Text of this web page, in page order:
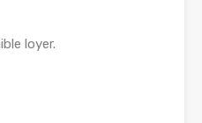
loyer.